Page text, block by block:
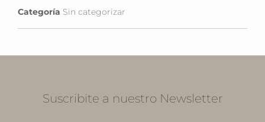
Categoría Sin categorizar
Suscribite a nuestro Newsletter